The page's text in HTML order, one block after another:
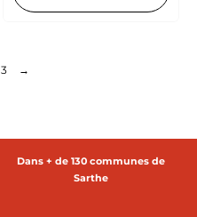
3 →
Dans + de 130 communes de
Sarthe